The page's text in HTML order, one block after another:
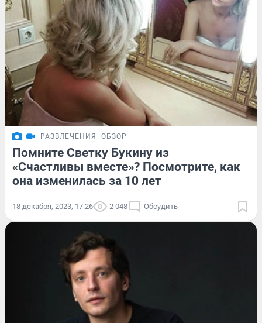
РАЗВЛЕЧЕНИЯ ОБЗОР
Помните Светку Букину из
«Счастливы вместе»? Посмотрите, как
она изменилась за 10 лет
18 декабря, 2023, 17:26 2 048 Обсудить